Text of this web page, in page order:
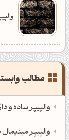
مطالب
والپیپر ساده و
والپیپر